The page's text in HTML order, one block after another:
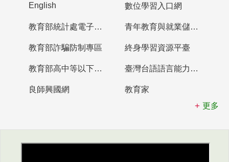
English 數位學習入口網
教育部統計處電子書櫃 青年教育與就業儲蓄帳戶
教育部詐騙防制專區 終身學習資源平臺
教育部高中等以下學校及幼兒園教師資格檢定考試 臺灣台語語言能力認證網站
良師興國網
教育家
更多